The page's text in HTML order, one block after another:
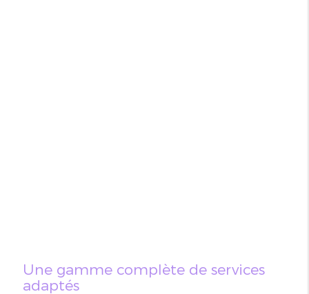
Une gamme complète de services
adaptés